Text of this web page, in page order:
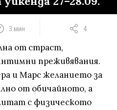
3 мин 4
от страст,
преживявания.
и Марс желанието за
от обичайното, а
с физическото